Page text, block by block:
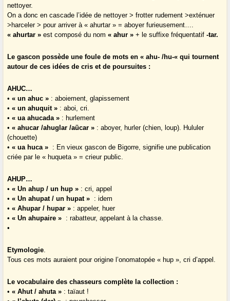
nettoyer.
On a donc en cascade l’idée de nettoyer > frotter rudement >exténuer
>harceler > pour arriver à « ahurtar » = aboyer furieusement….
« ahurtar » est composé du nom« ahur » + le suffixe fréquentatif -tar.
Le gascon possède une foule de mots en « ahu- /hu-« qui tournent
autour de ces idées de cris et de poursuites :
AHUC…
•« un ahuc » : aboiement, glapissement
•« un ahuquit » : aboi, cri.
•« ua ahucada » : hurlement
•« ahucar /ahuglar /aücar » : aboyer, hurler (chien, loup). Hululer
(chouette)
•« ua huca » : En vieux gascon de Bigorre, signifie une publication
criée par le « huqueta » = crieur public.
AHUP…
•« Un ahup / un hup » : cri, appel
•« Un ahupat / un hupat » : idem
•« Ahupar / hupar » : appeler, huer
•« Un ahupaire » : rabatteur, appelant à la chasse.
•
Etymologie.
Tous ces mots auraient pour origine l’onomatopée « hup », cri d’appel.
Le vocabulaire des chasseurs complète la collection :
•« Ahut / ahuta » : taïaut !